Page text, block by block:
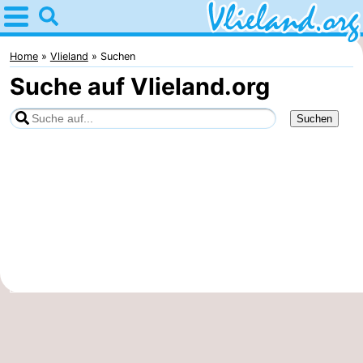
Home
Vlieland
Tipps
Für
Home Vlieland Suchen
Suche auf Vlieland.org